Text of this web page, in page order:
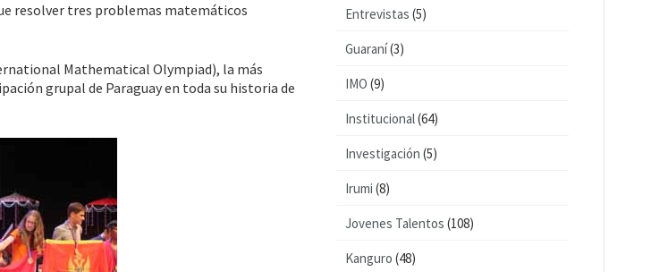
resolver tres problemas matemáticos
Mathematical Olympiad), la más
grupal de Paraguay en toda su historia de
Entrevistas (5)
Guaraní(3)
IMO (9)
Institucional(64)
Investigación (5)
Irumi (8)
Jovenes Talentos (108)
Kanguro (48)